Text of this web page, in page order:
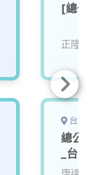
[總公
正隆股
台北
總公
_台北